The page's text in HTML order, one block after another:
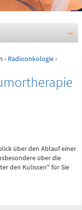
› Radioonkologie ›
über den Ablauf einer
über die
den Kulissen" für Sie